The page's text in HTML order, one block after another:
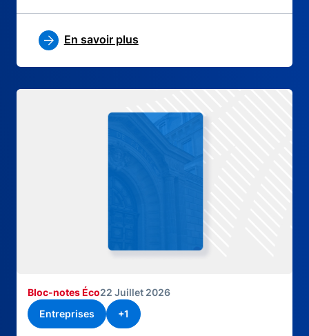
Bloc-notes Éco22 Juillet 2026
Entreprises
+1
En savoir plus